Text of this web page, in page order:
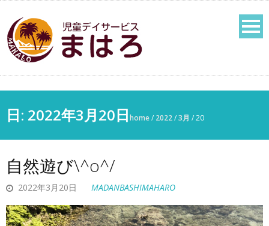
日: 2022年3月20日home/ 2022/3月 /20
自然遊び\^o^/
2022年3月20日 MADANBASHIMAHARO